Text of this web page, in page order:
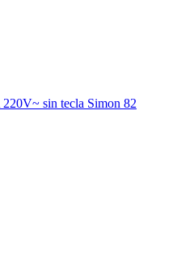
sin tecla Simon 82